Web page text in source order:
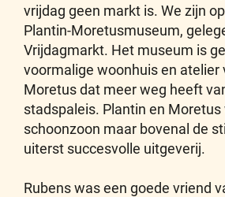
vrijdag geen markt is. We zijn
Plantin-Moretusmuseum,
Vrijdagmarkt. Het museum is
voormalige woonhuis en atelier
Moretus dat meer weg heeft
stadspaleis. Plantin en Moretus
schoonzoon maar bovenal de
uiterst succesvolle uitgeverij.
Rubens was een goede vriend